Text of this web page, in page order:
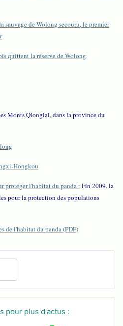
pour plus d'actus :
sauvage de Wolong secouru, le premier
quittent la réserve de Wolong
Monts Qionglai, dans la province du
Hongkou
protéger l'habitat du panda : Fin 2009, la
pour la protection des populations
de l'habitat du panda (PDF)